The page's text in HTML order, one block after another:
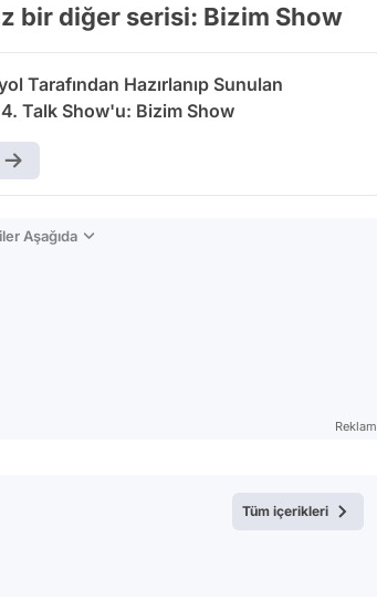
bir diğer serisi: Bizim Show
Tarafından Hazırlanıp Sunulan
4. Talk Show'u: Bizim Show
Aşağıda
Reklam
Tüm içerikleri